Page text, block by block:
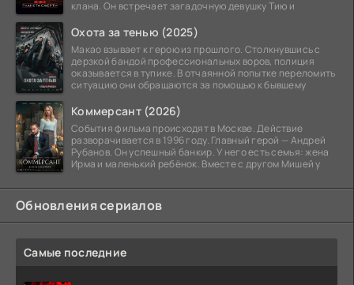
клана. Он встречает загадочную девушку Тию и
Охота за тенью (2025)
Макао взывает к герою из прошлого. Столкнувшись с
дерзкой бандой профессиональных воров, полиция
оказывается в тупике. В отчаянной попытке переломить
ситуацию они обращаются за помощью к бывшему
Коммерсант (2026)
События фильма происходят в Москве. Действие
разворачивается в 1996 году. Главный герой — Андрей
Рубанов. Он успешный банкир. У него есть семья: жена
Ирма и маленький ребёнок. Вместе с другом Мишей у
Обновления сериалов
Самые последние